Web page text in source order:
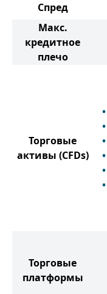
Спред
Макс.
кредитное
плечо
Торговые
активы (CFDs)
Торговые
платформы